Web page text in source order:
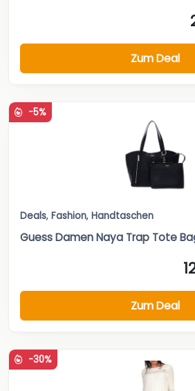
Zum Deal
-5%
Deals, Fashion, Handtaschen
Guess Damen Naya Trap Tote
Zum Deal
-30%